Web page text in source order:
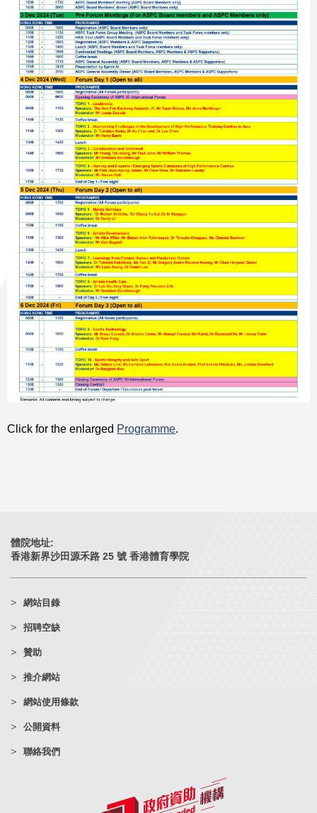
Click for the enlarged Programme.
體院地址:
香港新界沙田源禾路 25 號 香港體育學院
網站目錄
招聘空缺
贊助
推介網站
網站使用條款
公開資料
聯絡我們